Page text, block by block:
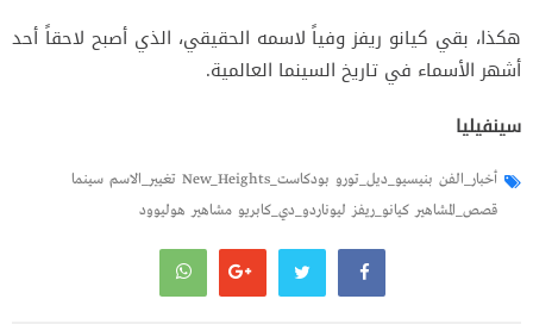
هكذا، بقي كيانو ريفز وفياً لاسمه الحقيقي، الذي أصبح لاحقاً أحد
أشهر الأسماء في تاريخ السينما العالمية.
سينفيليا
أخبار_الفن بنيسيو_ديل_تورو بودكاست_New_Heights تغيير_الاسم سينما
قصص_المشاهير كيانو_ريفز ليوناردو_دي_كابريو مشاهير هوليوود